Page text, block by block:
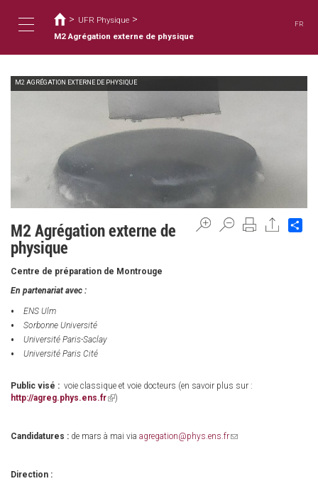
容
Toggle
navigation
在
這
裡
> UFR Physique >
M2 Agrégation externe de physique
FR
M2 AGRÉGATION EXTERNE DE PHYSIQUE
M2 Agrégation externe de
physique
Centre de préparation de Montrouge
En partenariat avec :
ENS Ulm
Sorbonne Université
Université Paris-Saclay
Université Paris Cité
Public visé : voie classique et voie docteurs (en savoir plus sur :
http://agreg.phys.ens.fr(link
)
Candidatures : de mars à mai via agregation@phys.ens.fr(link
Direction :